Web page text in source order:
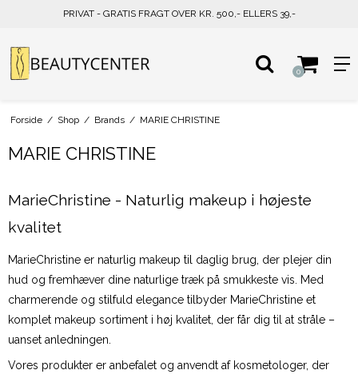
PRIVAT - GRATIS FRAGT OVER KR. 500,- ELLERS 39,-
0
Forside / Shop / Brands / MARIE CHRISTINE
MARIE CHRISTINE
MarieChristine - Naturlig makeup i højeste
kvalitet
MarieChristine er naturlig makeup til daglig brug, der plejer din
hud og fremhæver dine naturlige træk på smukkeste vis. Med
charmerende og stilfuld elegance tilbyder MarieChristine et
komplet makeup sortiment i høj kvalitet, der får dig til at stråle –
uanset anledningen.
Vores produkter er anbefalet og anvendt af kosmetologer, der